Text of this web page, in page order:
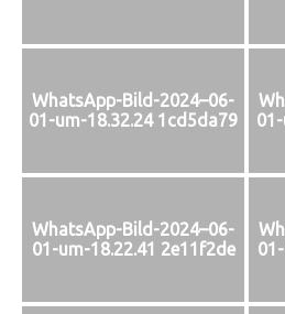
WhatsApp-Bild-2024–06-
01-um-18.32.24 1cd5da79
WhatsApp-Bild-2024–06-
01-um-18.22.41 2e11f2de